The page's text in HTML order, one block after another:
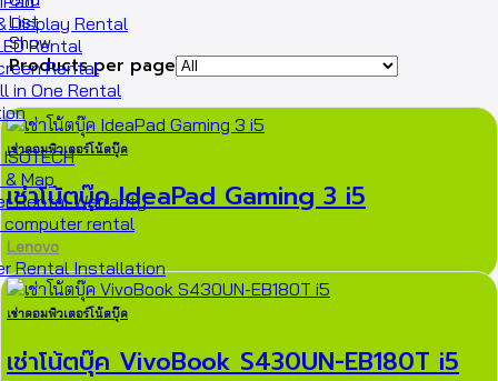
Display Rental
Rental
Rental
in One Rental
Map
Rental Warranty
computer rental
Rental Installation
List
Show
Products per page
เช่าคอมพิวเตอร์โน้ตบุ๊ค
เช่าโน้ตบุ๊ค IdeaPad Gaming 3 i5
Lenovo
เช่าคอมพิวเตอร์โน้ตบุ๊ค
เช่าโน้ตบุ๊ค VivoBook S430UN-EB180T i5